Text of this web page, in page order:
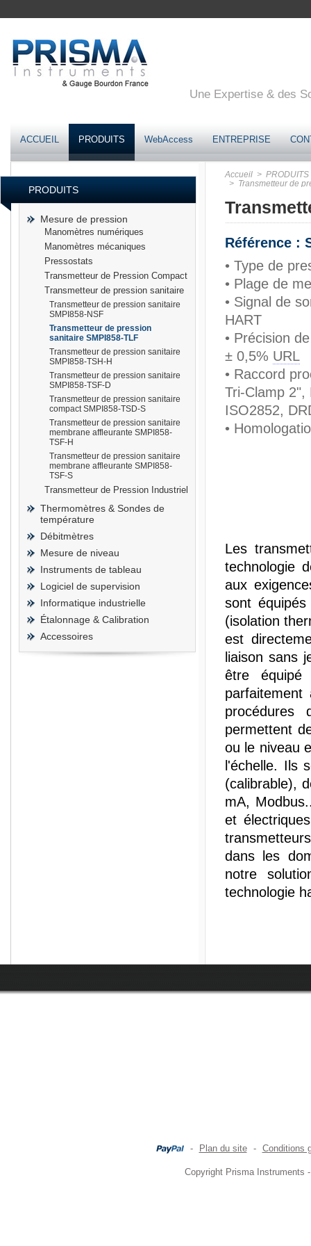
Une Expertise & des
ACCUEIL PRODUITS WebAccess ENTREPRISE
PRODUITS
Mesure de pression
Manomètres numériques
Manomètres mécaniques
Pressostats
Transmetteur de Pression Compact
Transmetteur de pression sanitaire
Transmetteur de pression sanitaire
SMPI858-NSF
Transmetteur de pression
sanitaire SMPI858-TLF
Transmetteur de pression sanitaire
SMPI858-TSH-H
Transmetteur de pression sanitaire
SMPI858-TSF-D
Transmetteur de pression sanitaire
compact SMPI858-TSD-S
Transmetteur de pression sanitaire
membrane affleurante SMPI858-
TSF-H
Transmetteur de pression sanitaire
membrane affleurante SMPI858-
TSF-S
Transmetteur de Pression Industriel
Thermomètres & Sondes de
température
Débitmètres
Mesure de niveau
Instruments de tableau
Logiciel de supervision
Informatique industrielle
Étalonnage & Calibration
Accessoires
Accueil > PRODUITS
> Transmetteur de
Référence :
• Type de
• Plage de
• Signal de
HART
• Précision
± 0,5% URL
• Raccord
Tri-Clamp 2",
ISO2852,
•
Les
technologie
aux
sont
(isolation
est
liaison sans
être équipé
procédures
permettent
ou le niveau
l'échelle. Ils
(calibrable),
mA,
et
dans les
notre
technologie
- Plan du site - Conditions
Copyright Prisma Instruments